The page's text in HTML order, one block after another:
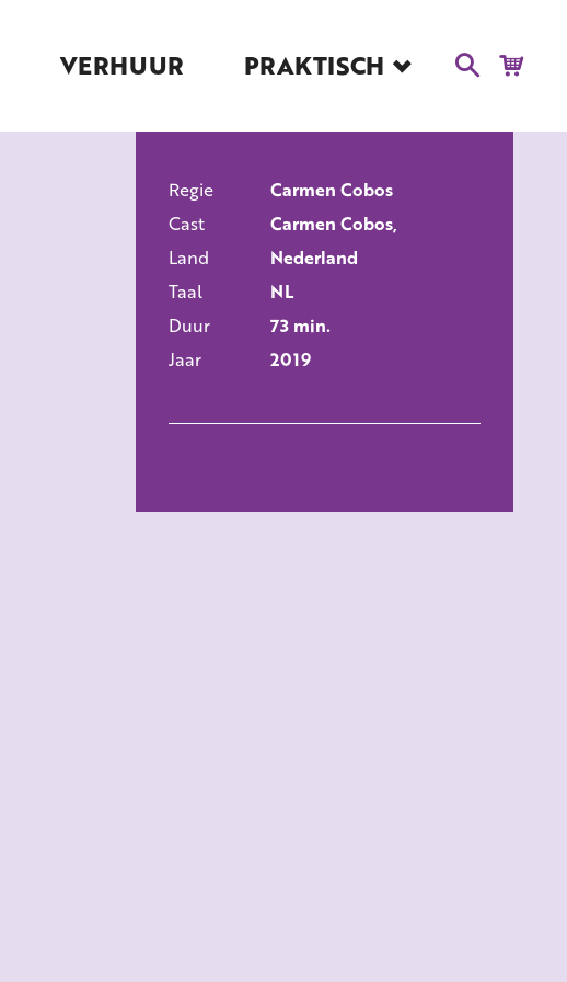
VERHUUR PRAKTISCH
Blog
Educatie
Kaartverkoop en
Tarieven
Over Het Ketelhuis
Vacatures
ALLE FILMS
Regie
Carmen Cobos
Cast
Carmen Cobos,
Land
Nederland
Taal
NL
Duur
73 min.
Jaar
2019